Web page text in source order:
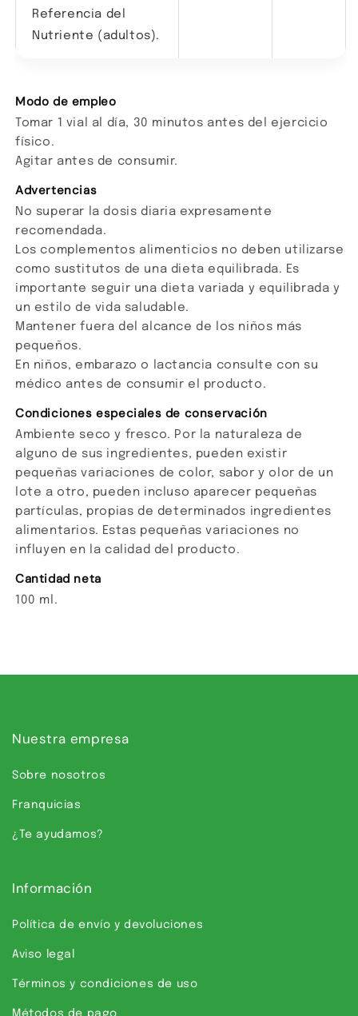
Referencia del
Nutriente (adultos).
Modo de empleo
Tomar 1 vial al día, 30 minutos antes del ejercicio
físico.
Agitar antes de consumir.
Advertencias
No superar la dosis diaria expresamente
recomendada.
Los complementos alimenticios no deben utilizarse
como sustitutos de una dieta equilibrada. Es
importante seguir una dieta variada y equilibrada y
un estilo de vida saludable.
Mantener fuera del alcance de los niños más
pequeños.
En niños, embarazo o lactancia consulte con su
médico antes de consumir el producto.
Condiciones especiales de conservación
Ambiente seco y fresco. Por la naturaleza de
alguno de sus ingredientes, pueden existir
pequeñas variaciones de color, sabor y olor de un
lote a otro, pueden incluso aparecer pequeñas
partículas, propias de determinados ingredientes
alimentarios. Estas pequeñas variaciones no
influyen en la calidad del producto.
Cantidad neta
100 ml.
Nuestra empresa
Sobre nosotros
Franquicias
¿Te ayudamos?
Información
Política de envío y devoluciones
Aviso legal
Términos y condiciones de uso
Métodos de pago